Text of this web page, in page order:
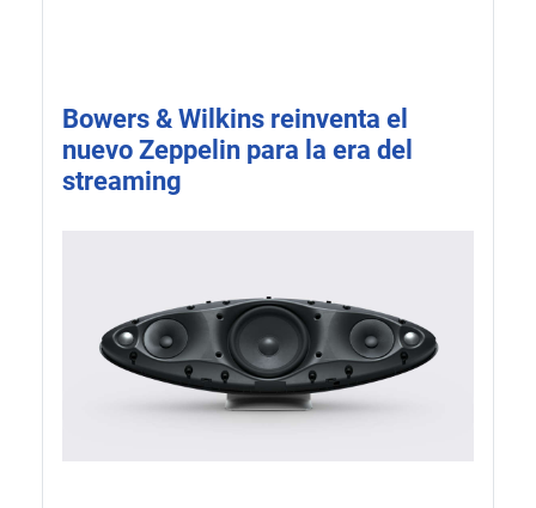
Bowers & Wilkins reinventa el
nuevo Zeppelin para la era del
streaming